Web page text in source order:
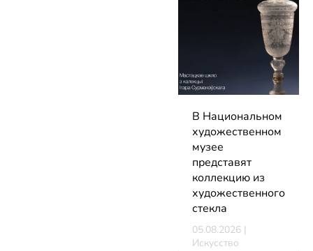
В Национальном
художественном
музее
представят
коллекцию из
художественного
стекла
05.08.2026 |
Искусство